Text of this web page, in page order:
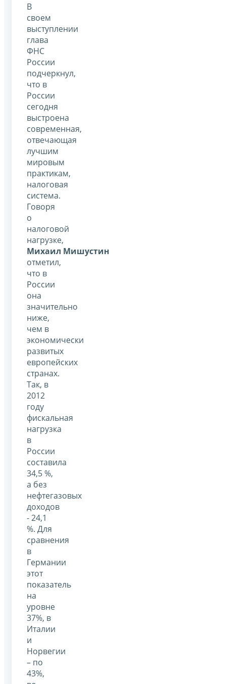
В
своем
выступлении
глава
ФНС
России
подчеркнул,
что в
России
сегодня
выстроена
современная,
отвечающая
лучшим
мировым
практикам,
налоговая
система.
Говоря
о
налоговой
нагрузке,
Михаил Мишустин
отметил,
что в
России
она
значительно
ниже,
чем в
экономически
развитых
европейских
странах.
Так, в
2012
году
фискальная
нагрузка
в
России
составила
34,5 %,
а без
нефтегазовых
доходов
- 24,1
%. Для
сравнения
в
Германии
этот
показатель
на
уровне
37%, в
Италии
и
Норвегии
– по
43%,